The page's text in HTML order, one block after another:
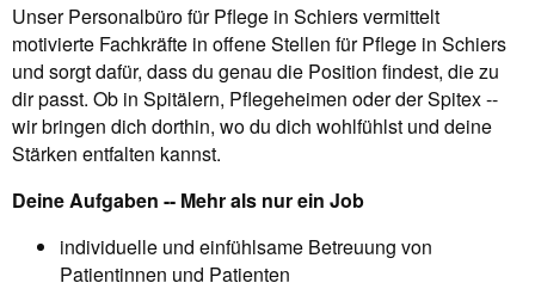
Unser Personalbüro für Pflege in Schiers vermittelt
motivierte Fachkräfte in offene Stellen für Pflege in Schiers
und sorgt dafür, dass du genau die Position findest, die zu
dir passt. Ob in Spitälern, Pflegeheimen oder der Spitex --
wir bringen dich dorthin, wo du dich wohlfühlst und deine
Stärken entfalten kannst.
Deine Aufgaben -- Mehr als nur ein Job
individuelle und einfühlsame Betreuung von
Patientinnen und Patienten